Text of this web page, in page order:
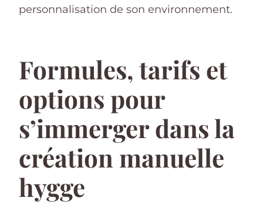
personnalisation de son environnement.
Formules, tarifs et
options pour
s’immerger dans la
création manuelle
hygge